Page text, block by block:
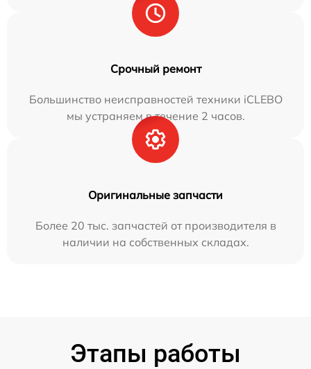
Срочный ремонт
Большинство неисправностей техники iCLEBO
мы устраняем в течение 2 часов.
Оригинальные запчасти
Более 20 тыс. запчастей от производителя в
наличии на собственных складах.
Этапы работы